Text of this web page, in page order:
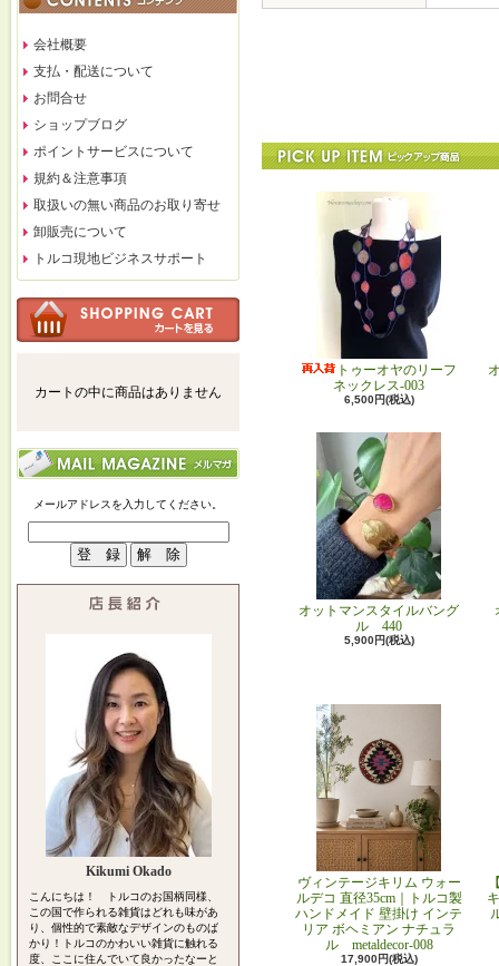
会社概要
支払・配送について
お問合せ
ショップブログ
ポイントサービスについて
規約＆注意事項
取扱いの無い商品のお取り寄せ
卸販売について
トルコ現地ビジネスサポート
カートの中に商品はありません
メールアドレスを入力してください。
Kikumi Okado
こんにちは！ トルコのお国柄同様、
この国で作られる雑貨はどれも味があ
り、個性的で素敵なデザインのものば
かり！トルコのかわいい雑貨に触れる
度、ここに住んでいて良かったなーと
トゥーオヤのリーフ
ネックレス-003
6,500円(税込)
オットマンスタイルバング
ル 440
5,900円(税込)
ヴィンテージキリム ウォー
ルデコ 直径35cm｜トルコ製
ハンドメイド 壁掛け インテ
リア ボヘミアン ナチュラ
ル metaldecor-008
17,900円(税込)